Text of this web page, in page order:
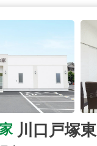
家 川口戸塚東